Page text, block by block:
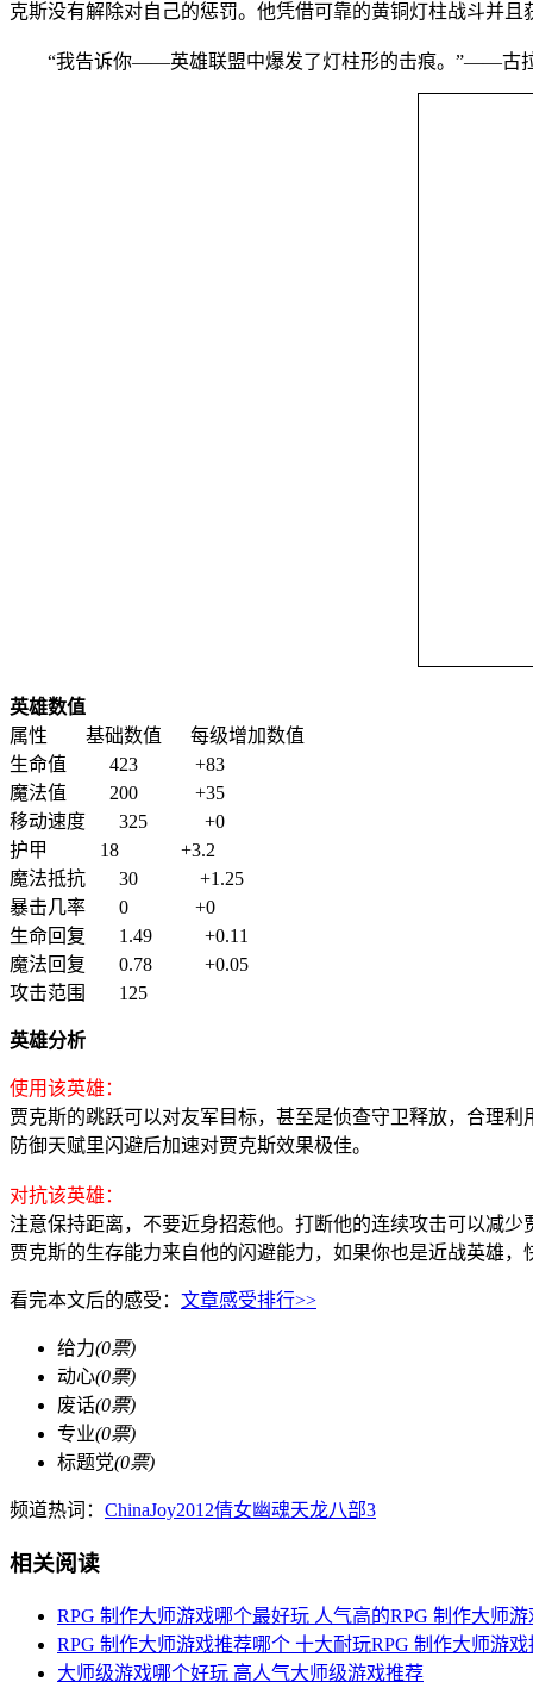
克斯没有解除对自己的惩罚。他凭借可靠的黄铜灯柱战斗并且
“我告诉你——英雄联盟中爆发了灯柱形的击痕。”——古
英雄数值
属性 基础数值 每级增加数值
生命值 423 +83
魔法值 200 +35
移动速度 325 +0
护甲 18 +3.2
魔法抵抗 30 +1.25
暴击几率 0 +0
生命回复 1.49 +0.11
魔法回复 0.78 +0.05
攻击范围 125
英雄分析
使用该英雄：
贾克斯的跳跃可以对友军目标，甚至是侦查守卫释放，合理利
防御天赋里闪避后加速对贾克斯效果极佳。
对抗该英雄：
注意保持距离，不要近身招惹他。打断他的连续攻击可以减少
贾克斯的生存能力来自他的闪避能力，如果你也是近战英雄
看完本文后的感受： 文章感受排行>>
给力(0票)
动心(0票)
废话(0票)
专业(0票)
标题党(0票)
频道热词： ChinaJoy2012倩女幽魂天龙八部3
相关阅读
RPG 制作大师游戏哪个最好玩 人气高的RPG 制作大师
RPG 制作大师游戏推荐哪个 十大耐玩RPG 制作大师游戏
大师级游戏哪个好玩 高人气大师级游戏推荐